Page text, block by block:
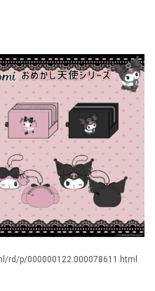
rd/p/000000122.000078611.html